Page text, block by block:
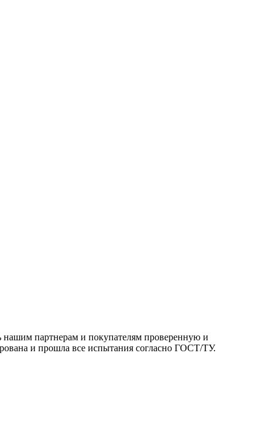
нашим партнерам и покупателям проверенную и
и прошла все испытания согласно ГОСТ/ТУ.